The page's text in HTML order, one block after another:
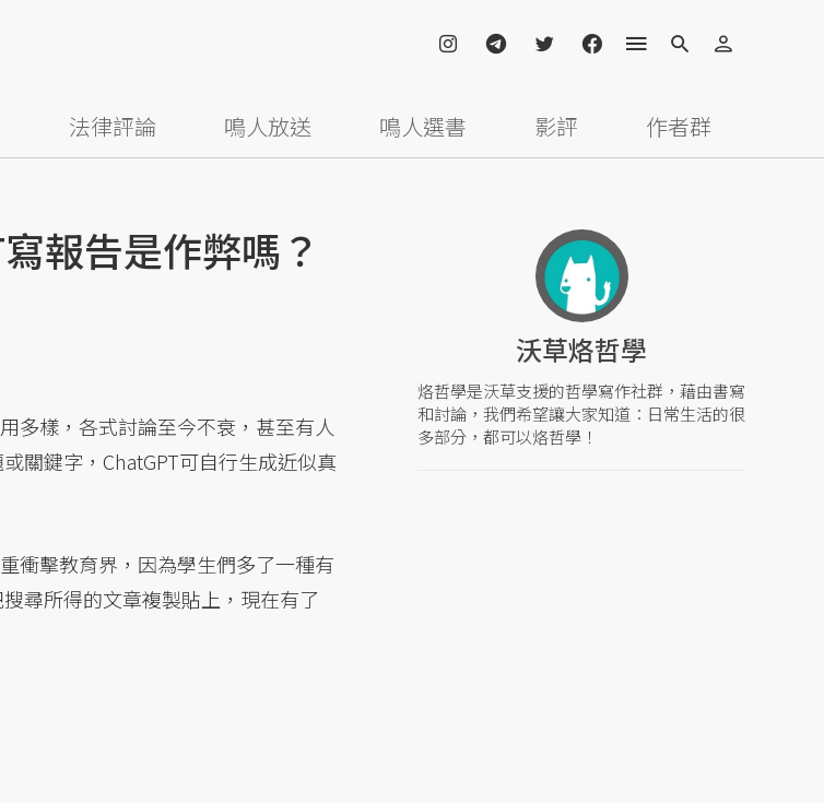
法律評論 鳴人放送 鳴人選書 影評 作者群
報告是作弊嗎？
多樣，各式討論至今不衰，甚至有人
關鍵字，ChatGPT可自行生成近似真
衝擊教育界，因為學生們多了一種有
尋所得的文章複製貼上，現在有了
沃草烙哲學
烙哲學是沃草支援的哲學寫作社群，藉由書寫
和討論，我們希望讓大家知道：日常生活的很
多部分，都可以烙哲學！